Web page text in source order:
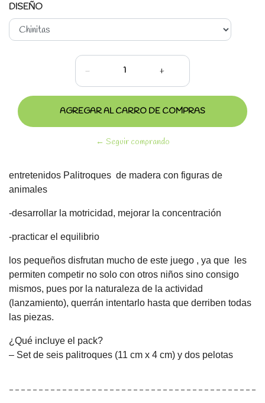
DISEÑO
- +
← Seguir comprando
entretenidos Palitroques de madera con figuras de
animales
-desarrollar la motricidad, mejorar la concentración
-practicar el equilibrio
los pequeños disfrutan mucho de este juego , ya que les
permiten competir no solo con otros niños sino consigo
mismos, pues por la naturaleza de la actividad
(lanzamiento), querrán intentarlo hasta que derriben todas
las piezas.
¿Qué incluye el pack?
– Set de seis palitroques (11 cm x 4 cm) y dos pelotas